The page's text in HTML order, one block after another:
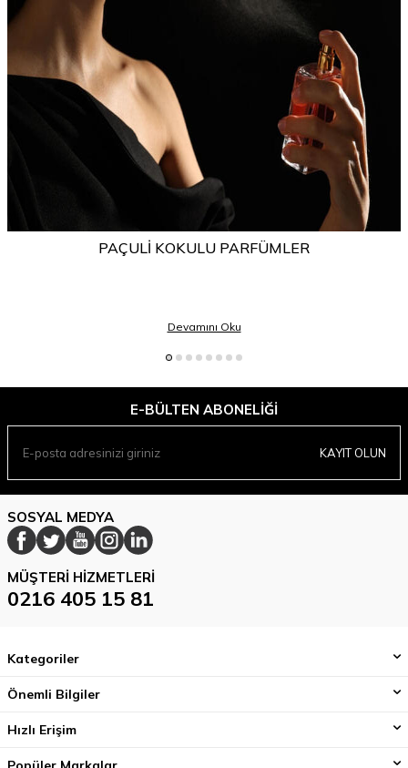
PAÇULI KOKULU PARFÜMLER
Devamını Oku
E-BÜLTEN ABONELIĞI
KAYIT OLUN
SOSYAL MEDYA
MÜŞTERI HIZMETLERI
0216 405 15 81
Kategoriler
Önemli Bilgiler
Hızlı Erişim